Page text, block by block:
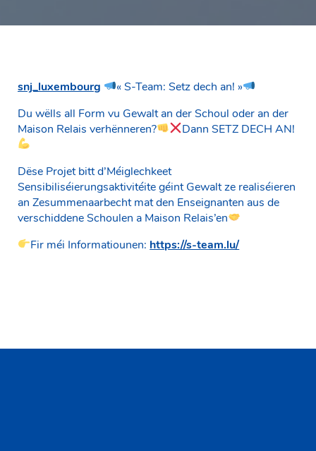
snj_luxembourg
« S-Team: Setz dech an! »
Du wëlls all Form vu Gewalt an der Schoul oder an der
Maison Relais verhënneren?
Dann SETZ DECH AN!
Dëse Projet bitt d’Méiglechkeet
Sensibiliséierungsaktivitéite géint Gewalt ze realiséieren
an Zesummenaarbecht mat den Enseignanten aus de
verschiddene Schoulen a Maison Relais’en
Fir méi Informatiounen: https://s-team.lu/